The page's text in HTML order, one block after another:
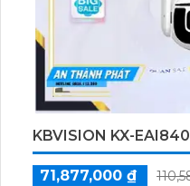
KBVISION KX-
71,877,000 ₫